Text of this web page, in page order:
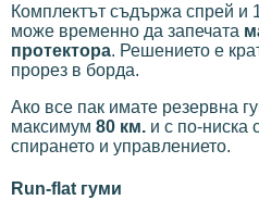
Комплектът съдържа спрей и
може временно да запечата
протектора. Решението е
прорез в борда.
Ако все пак имате резервна
максимум 80 км. и с по-ниска
спирането и управлението.
Run-flat гуми